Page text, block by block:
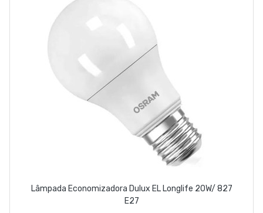
Lâmpada Economizadora Dulux EL Longlife 20W/ 827
E27